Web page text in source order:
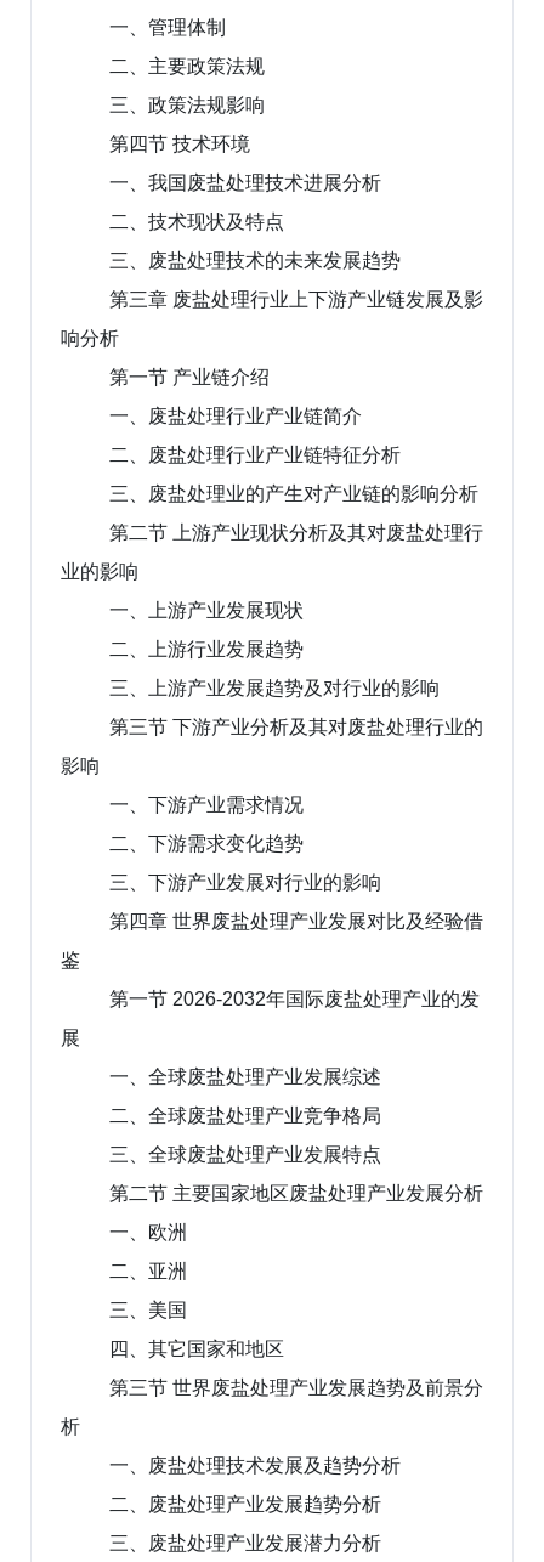
一、管理体制
二、主要政策法规
三、政策法规影响
第四节 技术环境
一、我国废盐处理技术进展分析
二、技术现状及特点
三、废盐处理技术的未来发展趋势
第三章 废盐处理行业上下游产业链发展及影
响分析
第一节 产业链介绍
一、废盐处理行业产业链简介
二、废盐处理行业产业链特征分析
三、废盐处理业的产生对产业链的影响分析
第二节 上游产业现状分析及其对废盐处理行
业的影响
一、上游产业发展现状
二、上游行业发展趋势
三、上游产业发展趋势及对行业的影响
第三节 下游产业分析及其对废盐处理行业的
影响
一、下游产业需求情况
二、下游需求变化趋势
三、下游产业发展对行业的影响
第四章 世界废盐处理产业发展对比及经验借
鉴
第一节 2026-2032年国际废盐处理产业的发
展
一、全球废盐处理产业发展综述
二、全球废盐处理产业竞争格局
三、全球废盐处理产业发展特点
第二节 主要国家地区废盐处理产业发展分析
一、欧洲
二、亚洲
三、美国
四、其它国家和地区
第三节 世界废盐处理产业发展趋势及前景分
析
一、废盐处理技术发展及趋势分析
二、废盐处理产业发展趋势分析
三、废盐处理产业发展潜力分析